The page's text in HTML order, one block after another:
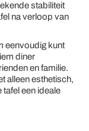
stabiliteit
na verloop van
eenvoudig kunt
diner
en familie.
alleen esthetisch,
een ideale